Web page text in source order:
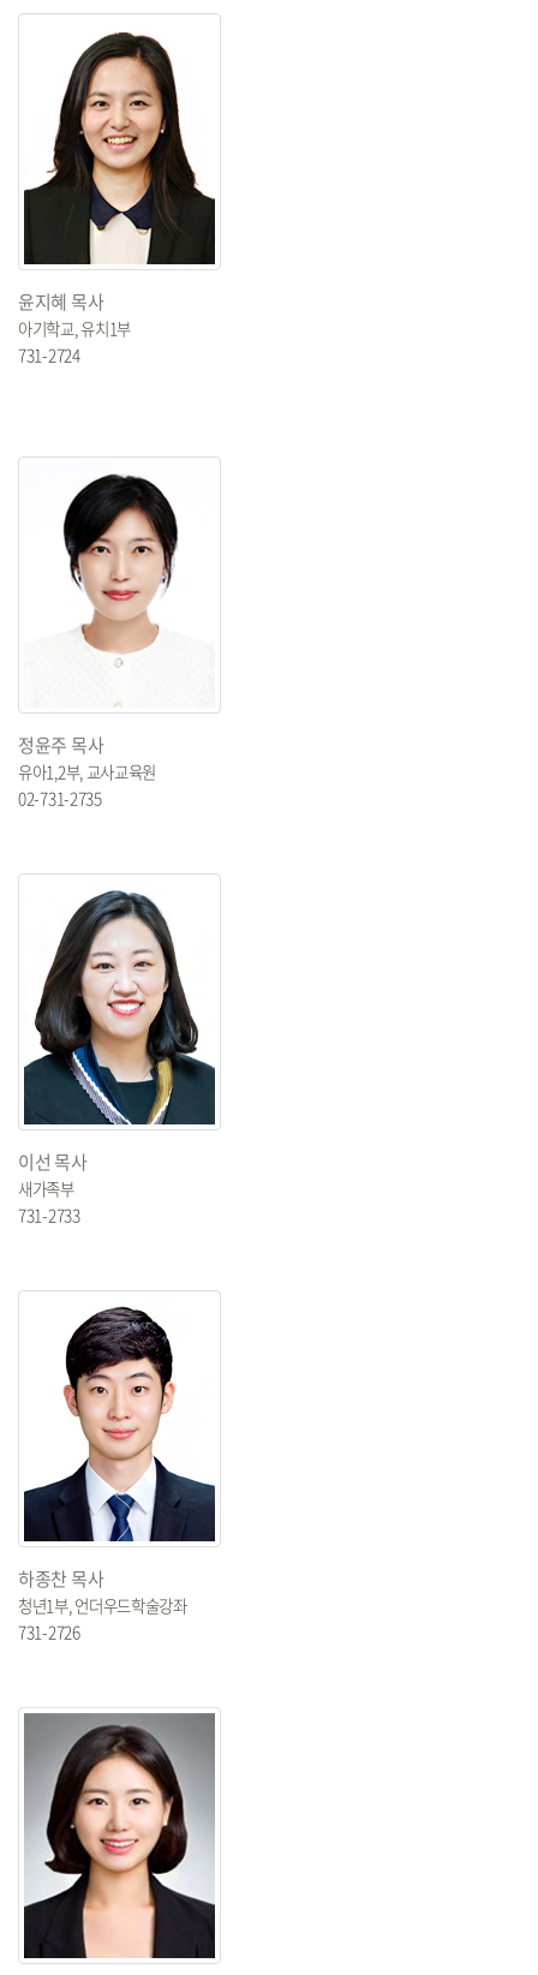
윤지혜 목사
아기학교, 유치1부
731-2724
정윤주 목사
유아1,2부, 교사교육원
02-731-2735
이선 목사
새가족부
731-2733
하종찬 목사
청년1부, 언더우드학술강좌
731-2726